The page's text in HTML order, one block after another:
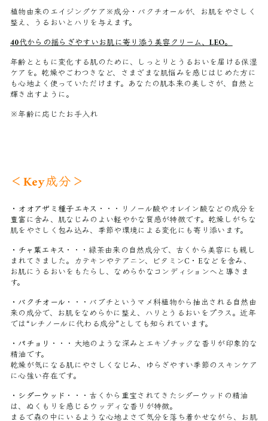
植物由来のエイジングケア※成分・バクチオールが、お肌をやさしく
整え、うるおいとハリを与えます。
40代からの揺らぎやすいお肌に寄り添う美容クリーム、LEO。
年齢とともに変化する肌のために、しっとりとうるおいを届ける保湿
ケアを。乾燥やごわつきなど、さまざまな肌悩みを感じはじめた方に
も心地よく使っていただけます。あなたの肌本来の美しさが、自然と
輝き出すように。
※年齢に応じたお手入れ
＜Key成分＞
・オオアザミ種子エキス ・・・ リノール酸やオレイン酸などの成分を
豊富に含み、肌なじみのよい軽やかな質感が特徴です。乾燥しがちな
肌をやさしく包み込み、季節や環境による変化にも寄り添います。
・チャ葉エキス ・・・緑茶由来の自然成分で、古くから美容にも親し
まれてきました。 カテキンやテアニン、ビタミンC・Eなどを含み、
お肌にうるおいをもたらし、なめらかなコンディションへと導きま
す。
・バクチオール ・・・ バブチというマメ科植物から抽出される自然由
来の成分で、お肌をなめらかに整え、ハリとうるおいをプラス。近年
では“レチノールに代わる成分”としても知られています。
・パチョリ ・・・ 大地のような深みとエキゾチックな香りが印象的な
精油です。
乾燥が気になる肌にやさしくなじみ、ゆらぎやすい季節のスキンケア
に心強い存在です。
・シダーウッド ・・・ 古くから重宝されてきたシダーウッドの精油
は、ぬくもりを感じるウッディな香りが特徴。
まるで森の中にいるような心地よさで気分を落ち着かせながら、お肌